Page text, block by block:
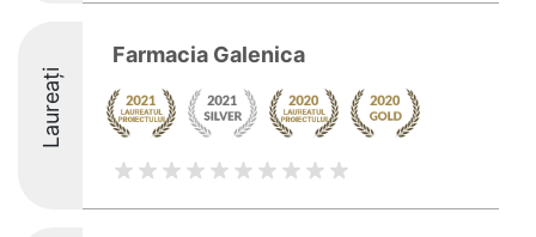
Laureați
Farmacia Galenica